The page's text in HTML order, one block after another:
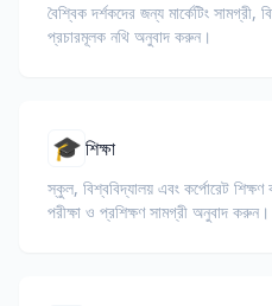
বৈশ্বিক দর্শকদের জন্য মার্কেটিং সামগ্রী,
প্রচারমূলক নথি অনুবাদ করুন।
🎓শিক্ষা
স্কুল, বিশ্ববিদ্যালয় এবং কর্পোরেট
পরীক্ষা ও প্রশিক্ষণ সামগ্রী অনুবাদ করুন।